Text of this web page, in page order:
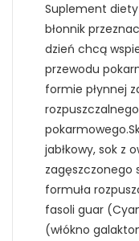
Suplement
błonnik
dzień chcą
przewodu
formie płynnej
jabłkowy, sok z
zagęszczonego
formuła
fasoli guar
(włókno